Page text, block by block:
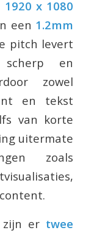
1920 x 1080
een 1.2mm
pitch levert
en
zowel
en tekst
van korte
uitermate
zoals
zijn er twee